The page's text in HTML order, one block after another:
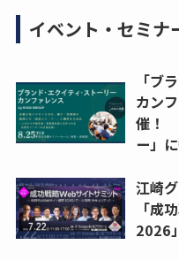
イベント・セミナ
「ブ
カン
催！
ー」
江崎
「成
2026